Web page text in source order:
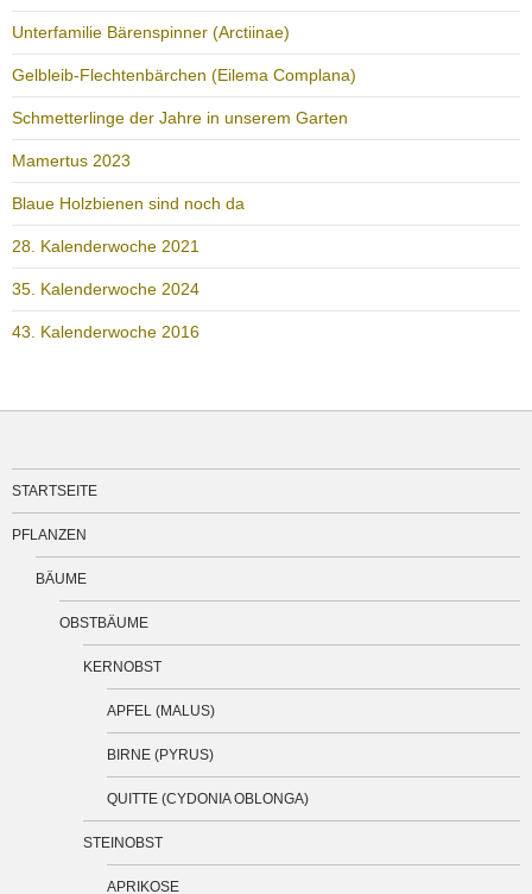
Unterfamilie Bärenspinner (Arctiinae)
Gelbleib-Flechtenbärchen (Eilema Complana)
Schmetterlinge der Jahre in unserem Garten
Mamertus 2023
Blaue Holzbienen sind noch da
28. Kalenderwoche 2021
35. Kalenderwoche 2024
43. Kalenderwoche 2016
STARTSEITE
PFLANZEN
BÄUME
OBSTBÄUME
KERNOBST
APFEL (MALUS)
BIRNE (PYRUS)
QUITTE (CYDONIA OBLONGA)
STEINOBST
APRIKOSE